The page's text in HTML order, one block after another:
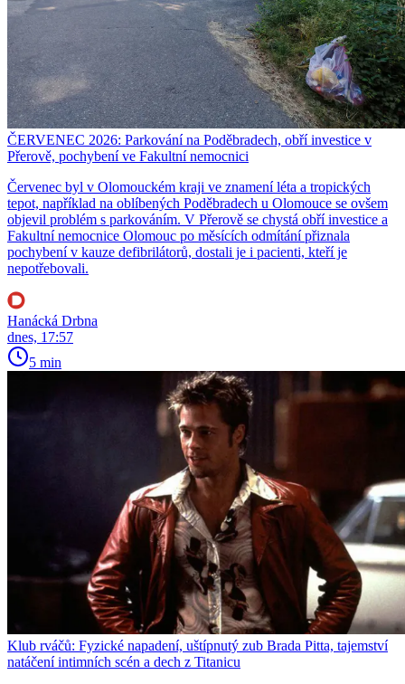
ČERVENEC 2026: Parkování na Poděbradech, obří investice v
Přerově, pochybení ve Fakultní nemocnici
Červenec byl v Olomouckém kraji ve znamení léta a tropických
tepot, například na oblíbených Poděbradech u Olomouce se ovšem
objevil problém s parkováním. V Přerově se chystá obří investice a
Fakultní nemocnice Olomouc po měsících odmítání přiznala
pochybení v kauze defibrilátorů, dostali je i pacienti, kteří je
nepotřebovali.
Hanácká Drbna
dnes, 17:57
5 min
Klub rváčů: Fyzické napadení, uštípnutý zub Brada Pitta, tajemství
natáčení intimních scén a dech z Titanicu